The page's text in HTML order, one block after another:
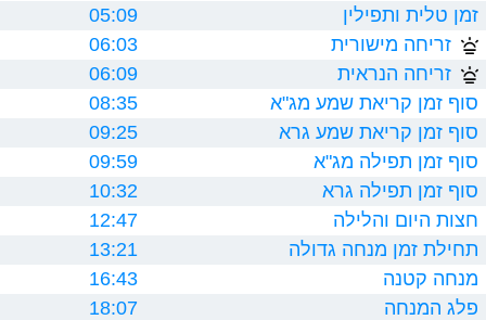
זמן טלית ותפילין
05:09
זריחה מישורית
06:03
זריחה הנראית
06:09
סוף זמן קריאת שמע מג"א
08:35
סוף זמן קריאת שמע גרא
09:25
סוף זמן תפילה מג"א
09:59
סוף זמן תפילה גרא
10:32
חצות היום והלילה
12:47
תחילת זמן מנחה גדולה
13:21
מנחה קטנה
16:43
פלג המנחה
18:07